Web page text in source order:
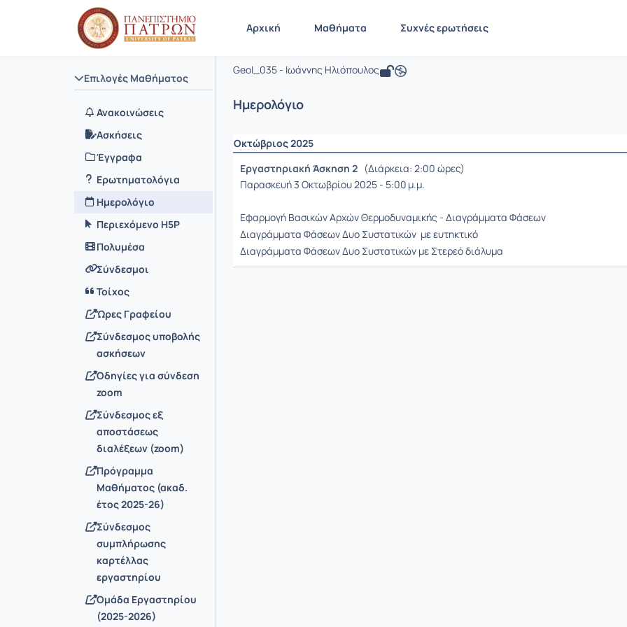
Αρχική Μαθήματα Συχνές ερωτήσεις
Επιλογές Μαθήματος
Ανακοινώσεις
Ασκήσεις
Έγγραφα
Ερωτηματολόγια
Ημερολόγιο
Περιεχόμενο H5P
Πολυμέσα
Σύνδεσμοι
Τοίχος
Ώρες Γραφείου
Σύνδεσμος υποβολής
ασκήσεων
Οδηγίες για σύνδεση
zoom
Σύνδεσμος εξ
αποστάσεως
διαλέξεων (zoom)
Πρόγραμμα
Μαθήματος (ακαδ.
έτος 2025-26)
Σύνδεσμος
συμπλήρωσης
καρτέλλας
εργαστηρίου
Ομάδα Εργαστηρίου
(2025-2026)
Μάθημα : Πετρολογία Μαγματικών και
Κωδικός : GEO308
Geol_035 - Ιωάννης Ηλιόπουλος
Ημερολόγιο
Οκτώβριος 2025
Εργαστηριακή Άσκηση 2 (Διάρκεια: 2:00 ώρες)
Παρασκευή 3 Οκτωβρίου 2025 - 5:00 μ.μ.
Εφαρμογή Βασικών Αρχών Θερμοδυναμικής - Διαγράμματα Φάσεων
Διαγράμματα Φάσεων Δυο Συστατικών με ευτηκτικό
Διαγράμματα Φάσεων Δυο Συστατικών με Στερεό διάλυμα